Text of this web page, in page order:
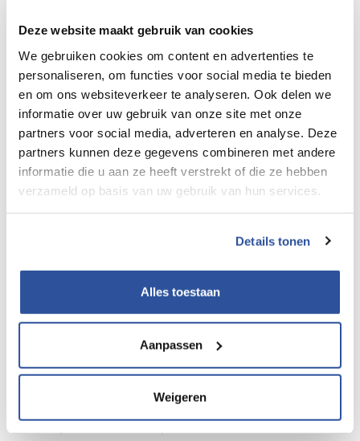
Deze website maakt gebruik van cookies
We gebruiken cookies om content en advertenties te
personaliseren, om functies voor social media te bieden
en om ons websiteverkeer te analyseren. Ook delen we
informatie over uw gebruik van onze site met onze
partners voor social media, adverteren en analyse. Deze
partners kunnen deze gegevens combineren met andere
informatie die u aan ze heeft verstrekt of die ze hebben
verzameld op basis van uw gebruik van hun services.
Details tonen
Alles toestaan
Aanpassen
Weigeren
Afbouw, hout en onderhoud, of
Techniek en procesindustrie.
Niet te verwarren met de verschillende cao's. De
afspraken gelden alleen voor werkgevers en werknemers
die onder de cao Bouw & Infra vallen.
De werknemer volgt de bbl3 opleiding bij
belanghebbende en deze heeft hiertoe met de
werknemer een beroepspraktijkvormingsovereenkomst
voor de duur van de opleiding en een
Een volledig overzicht van alle voorwaarden vind je in het
'Reglement subsidie Doorleerbonus’. Bekijk het reglement
hier.
Aanvraag en uitbetaling